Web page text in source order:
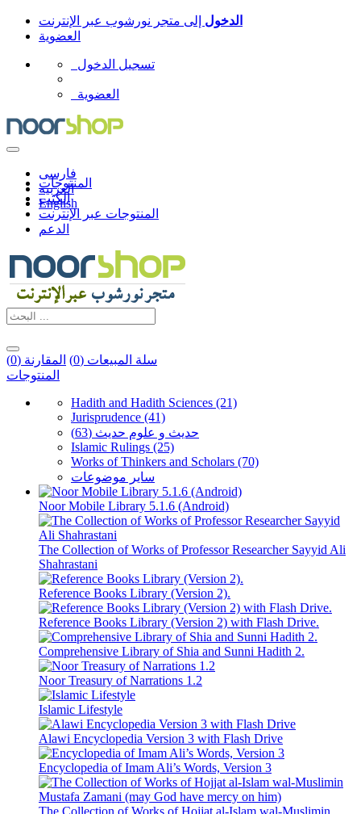
الدخول إلى متجر نورشوب عبر الإنترنت
العضوية
تسجيل الدخول
العضوية
فارسی
العربیه
English
المنتوجات
الكتب
المنتوجات عبر الإنترنت
الدعم
سلة المبيعات (0
) المقارنة (0
)
المنتوجات
Hadith and Hadith Sciences (21)
Jurisprudence (41)
حدیث و علوم حدیث (63)
Islamic Rulings (25)
Works of Thinkers and Scholars (70)
سایر موضوعات
Noor Mobile Library 5.1.6 (Android)
The Collection of Works of Professor Researcher Sayyid Ali
Shahrastani
Reference Books Library (Version 2).
Reference Books Library (Version 2) with Flash Drive.
Comprehensive Library of Shia and Sunni Hadith 2.
Noor Treasury of Narrations 1.2
Islamic Lifestyle
Alawi Encyclopedia Version 3 with Flash Drive
Encyclopedia of Imam Ali’s Words, Version 3
The Collection of Works of Hojjat al-Islam wal-Muslimin